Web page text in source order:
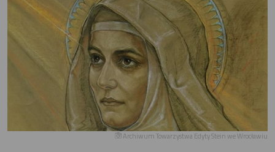
Archiwum Towarzystwa Edyty Stein we Wrocławiu